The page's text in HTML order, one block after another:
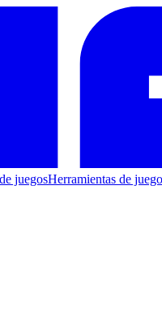
juegosHerramientas de juego